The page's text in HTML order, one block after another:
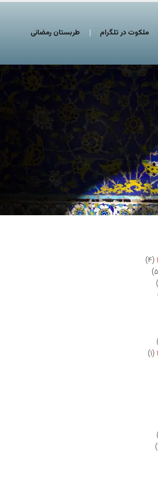
ملکوت در تلگرام طربستان رمضانی
(۴)
(۱)